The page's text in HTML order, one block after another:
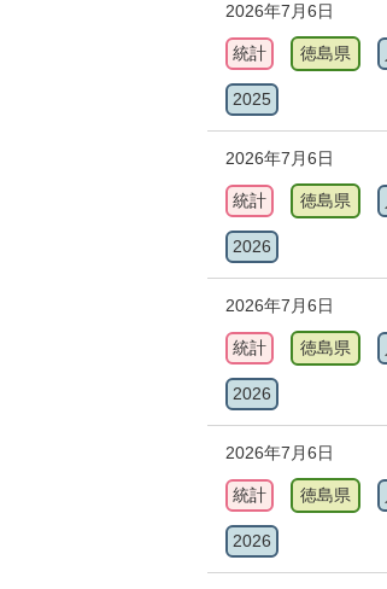
2026年7月6日
統計 徳島県
2025
2026年7月6日
統計 徳島県
2026
2026年7月6日
統計 徳島県
2026
2026年7月6日
統計 徳島県
2026